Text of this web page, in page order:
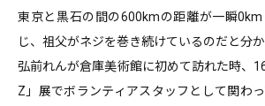
東京と黒石の間の600kmの距離が一瞬
じ、祖父がネジを巻き続けているのだと分か
弘前れんが倉庫美術館に初めて訪れた時、
Z」展でボランティアスタッフとして関わ